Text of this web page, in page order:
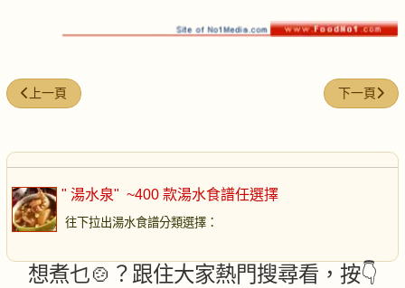
上一篇文章: 蜜棗豬肺湯
上一頁 下一篇文章
下一頁
" 湯水泉" ~400 款湯水食譜任選擇
往下拉出湯水食譜分類選擇 ：
想煮乜🍲？跟住大家熱門搜尋看，按👇